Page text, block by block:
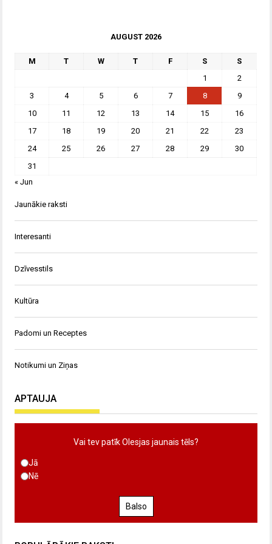
AUGUST 2026
M T W T F S
S
1
2
3
4 5 6 7 8
9
10
11 12 13 14 15
16
17
18 19 20 21 22
23
24
25 26 27 28 29
30
31
« Jun
Jaunākie raksti
Interesanti
Dzīvesstils
Kultūra
Padomi un Receptes
Notikumi un Ziņas
APTAUJA
Vai tev patīk Olesjas jaunais tēls?
Jā
Nē
Balso